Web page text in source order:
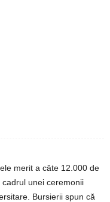
merit a câte 12.000 de
unei ceremonii
Bursierii spun că